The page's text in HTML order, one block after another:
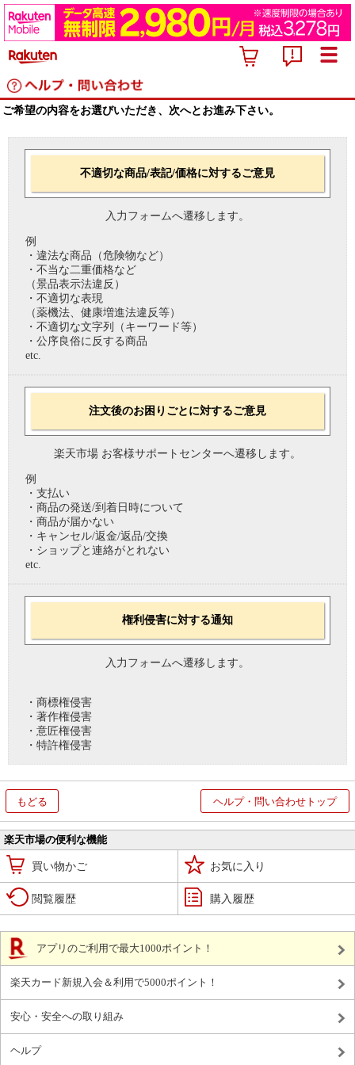
ご希望の内容をお選びいただき、次へとお進み下さい。
不適切な商品/表記/価格に対するご意見
入力フォームへ遷移します。
例
・違法な商品（危険物など）
・不当な二重価格など
（景品表示法違反）
・不適切な表現
（薬機法、健康増進法違反等）
・不適切な文字列（キーワード等）
・公序良俗に反する商品
etc.
注文後のお困りごとに対するご意見
楽天市場 お客様サポートセンターへ遷移します。
例
・支払い
・商品の発送/到着日時について
・商品が届かない
・キャンセル/返金/返品/交換
・ショップと連絡がとれない
etc.
権利侵害に対する通知
入力フォームへ遷移します。
・商標権侵害
・著作権侵害
・意匠権侵害
・特許権侵害
もどる ヘルプ・問い合わせトップ
楽天市場の便利な機能
買い物かご お気に入り
閲覧履歴 購入履歴
アプリのご利用で最大1000ポイント！
楽天カード新規入会＆利用で5000ポイント！
安心・安全への取り組み
ヘルプ